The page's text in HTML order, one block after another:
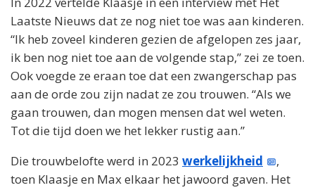
Laatste Nieuws dat ze nog niet toe was aan kinderen.
“Ik heb zoveel kinderen gezien de afgelopen zes jaar,
ik ben nog niet toe aan de volgende stap,” zei ze toen.
Ook voegde ze eraan toe dat een zwangerschap pas
aan de orde zou zijn nadat ze zou trouwen. “Als we
gaan trouwen, dan mogen mensen dat wel weten.
Tot die tijd doen we het lekker rustig aan.”
Die trouwbelofte werd in 2023 werkelijkheid
,
toen Klaasje en Max elkaar het jawoord gaven. Het